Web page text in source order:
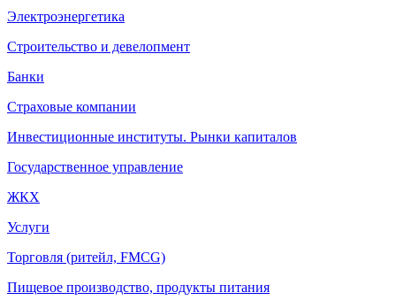
Электроэнергетика
Строительство и девелопмент
Банки
Страховые компании
Инвестиционные институты. Рынки капиталов
Государственное управление
ЖКХ
Услуги
Торговля (ритейл, FMCG)
Пищевое производство, продукты питания